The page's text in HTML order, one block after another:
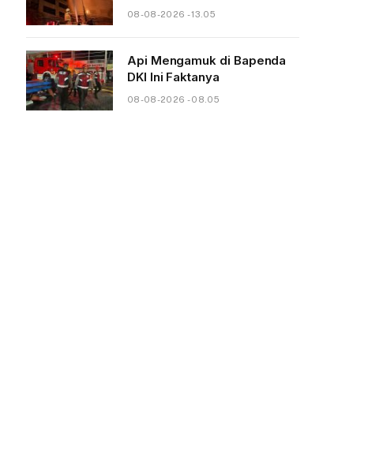
08-08-2026 - 13.05
Api Mengamuk di Bapenda
DKI Ini Faktanya
08-08-2026 - 08.05